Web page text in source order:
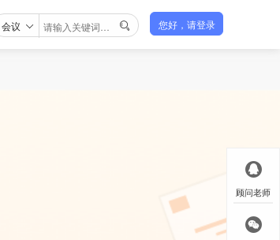
会议  您好，请登录
顾问老师